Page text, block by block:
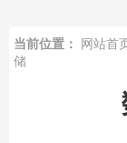
当前位置： 网站首
储